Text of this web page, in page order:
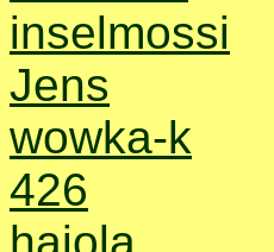
inselmossi
Jens
wowka-k
426
hajola